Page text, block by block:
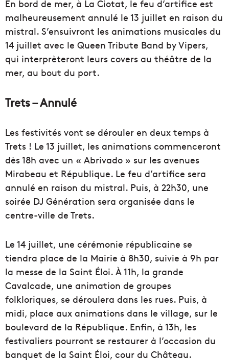
En bord de mer, à La Ciotat, le feu d’artifice est
malheureusement annulé le 13 juillet en raison du
mistral. S’ensuivront les animations musicales du
14 juillet avec le Queen Tribute Band by Vipers,
qui interprèteront leurs covers au théâtre de la
mer, au bout du port.
Trets – Annulé
Les festivités vont se dérouler en deux temps à
Trets ! Le 13 juillet, les animations commenceront
dès 18h avec un « Abrivado » sur les avenues
Mirabeau et République. Le feu d’artifice sera
annulé en raison du mistral. Puis, à 22h30, une
soirée DJ Génération sera organisée dans le
centre-ville de Trets.
Le 14 juillet, une cérémonie républicaine se
tiendra place de la Mairie à 8h30, suivie à 9h par
la messe de la Saint Éloi. À 11h, la grande
Cavalcade, une animation de groupes
folkloriques, se déroulera dans les rues. Puis, à
midi, place aux animations dans le village, sur le
boulevard de la République. Enfin, à 13h, les
festivaliers pourront se restaurer à l’occasion du
banquet de la Saint Éloi, cour du Château.